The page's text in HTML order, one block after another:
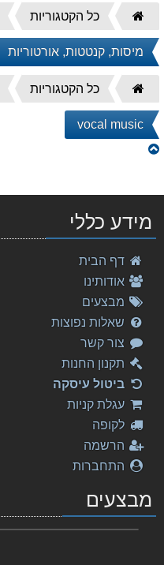
דף
הבית
כל הקטגוריות
מיסות, קנטטות, אורטוריות
דף
הבית
כל הקטגוריות
vocal music
מידע כללי
דף הבית
אודותינו
מבצעים
שאלות נפוצות
צור קשר
תקנון החנות
ביטול עיסקה
עגלת קניות
לקופה
הרשמה
התחברות
מבצעים